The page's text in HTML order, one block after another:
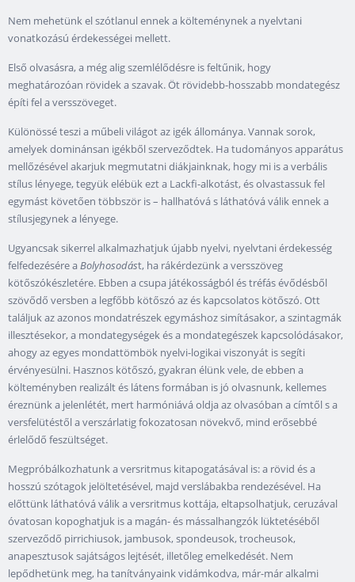
Nem mehetünk el szótlanul ennek a költeménynek a nyelvtani
vonatkozású érdekességei mellett.
Első olvasásra, a még alig szemlélődésre is feltűnik, hogy
meghatározóan rövidek a szavak. Öt rövidebb-hosszabb mondategész
építi fel a versszöveget.
Különössé teszi a műbeli világot az igék állománya. Vannak sorok,
amelyek dominánsan igékből szerveződtek. Ha tudományos apparátus
mellőzésével akarjuk megmutatni diákjainknak, hogy mi is a verbális
stílus lényege, tegyük elébük ezt a Lackfi-alkotást, és olvastassuk fel
egymást követően többször is – hallhatóvá s láthatóvá válik ennek a
stílusjegynek a lényege.
Ugyancsak sikerrel alkalmazhatjuk újabb nyelvi, nyelvtani érdekesség
felfedezésére aBolyhosodást, ha rákérdezünk a versszöveg
kötőszókészletére. Ebben a csupa játékosságból és tréfás évődésből
szövődő versben a legfőbb kötőszó az és kapcsolatos kötőszó. Ott
találjuk az azonos mondatrészek egymáshoz simításakor, a szintagmák
illesztésekor, a mondategységek és a mondategészek kapcsolódásakor,
ahogy az egyes mondattömbök nyelvi-logikai viszonyát is segíti
érvényesülni. Hasznos kötőszó, gyakran élünk vele, de ebben a
költeményben realizált és látens formában is jó olvasnunk, kellemes
éreznünk a jelenlétét, mert harmóniává oldja az olvasóban a címtől s a
versfelütéstől a verszárlatig fokozatosan növekvő, mind erősebbé
érlelődő feszültséget.
Megpróbálkozhatunk a versritmus kitapogatásával is: a rövid és a
hosszú szótagok jelöltetésével, majd verslábakba rendezésével. Ha
előttünk láthatóvá válik a versritmus kottája, eltapsolhatjuk, ceruzával
óvatosan kopoghatjuk is a magán- és mássalhangzók lüktetéséből
szerveződő pirrichiusok, jambusok, spondeusok, trocheusok,
anapesztusok sajátságos lejtését, illetőleg emelkedését. Nem
lepődhetünk meg, ha tanítványaink vidámkodva, már-már alkalmi